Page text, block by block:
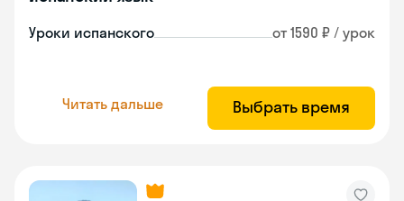
Уроки испанского от 1590 ₽ / урок
Читать дальше Выбрать время